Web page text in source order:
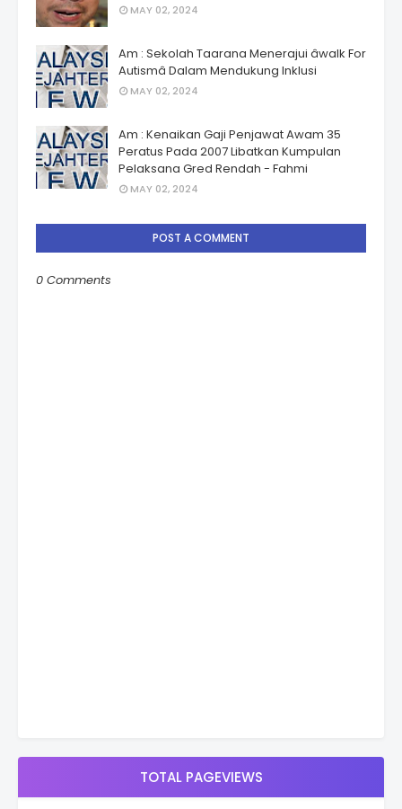
MAY 02, 2024
Am : Sekolah Taarana Menerajui âwalk For
Autismâ Dalam Mendukung Inklusi
MAY 02, 2024
Am : Kenaikan Gaji Penjawat Awam 35
Peratus Pada 2007 Libatkan Kumpulan
Pelaksana Gred Rendah - Fahmi
MAY 02, 2024
POST A COMMENT
0 Comments
TOTAL PAGEVIEWS